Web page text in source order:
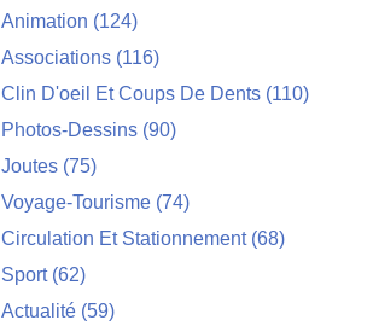
Animation (124)
Associations (116)
Clin D'oeil Et Coups De Dents (110)
Photos-Dessins (90)
Joutes (75)
Voyage-Tourisme (74)
Circulation Et Stationnement(68)
Sport(62)
Actualité (59)